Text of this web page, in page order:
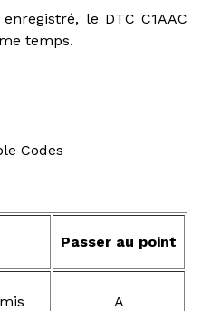
le DTC C1AAC
temps.
Codes
Passer au point
A